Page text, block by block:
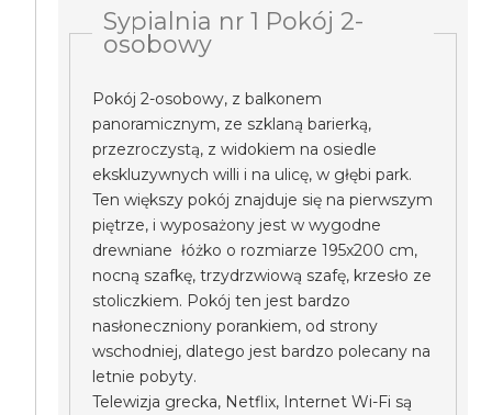
Sypialnia nr 1 Pokój 2-
osobowy
Pokój 2-osobowy, z balkonem
panoramicznym, ze szklaną barierką,
przezroczystą, z widokiem na osiedle
ekskluzywnych willi i na ulicę, w głębi park.
Ten większy pokój znajduje się na pierwszym
piętrze, i wyposażony jest w wygodne
drewniane łóżko o rozmiarze 195x200 cm,
nocną szafkę, trzydrzwiową szafę, krzesło ze
stoliczkiem. Pokój ten jest bardzo
nasłoneczniony porankiem, od strony
wschodniej, dlatego jest bardzo polecany na
letnie pobyty.
Telewizja grecka, Netflix, Internet Wi-Fi są